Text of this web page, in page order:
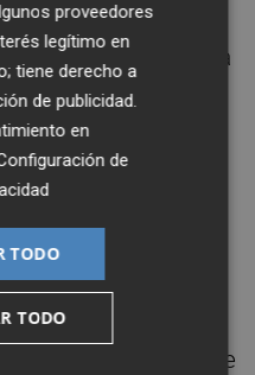
se queda muy
principalmente a
de un 7,6%.
Lorquí a 675
un 6,7 por ciento
En la última de
se sitúa en 686
municipios que
proveedores
legítimo en
tiene derecho a
de publicidad.
en
de
TODO
TODO